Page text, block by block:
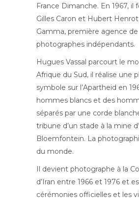
France Dimanche. En 1967, il
Gilles Caron et Hubert
Gamma, première agence de
photographes indépendants.
Hugues Vassal parcourt le
Afrique du Sud, il réalise une
symbole sur l’Apartheid en
hommes blancs et des
séparés par une corde
tribune d’un stade à la mine
Bloemfontein. La
du monde.
Il devient photographe à la
d’Iran entre 1966 et 1976 et
cérémonies officielles et les